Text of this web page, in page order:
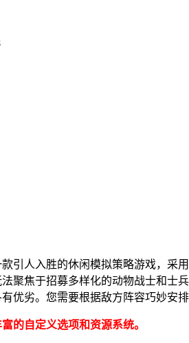
款引人入胜的休闲模拟策略游戏，采
聚焦于招募多样化的动物战士和士
优劣。您需要根据敌方阵容巧妙安
的自定义选项和资源系统。